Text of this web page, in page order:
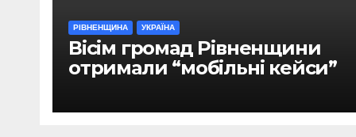
РІВНЕНЩИНА УКРАЇНА
Вісім громад Рівненщини
отримали “мобільні кейси”